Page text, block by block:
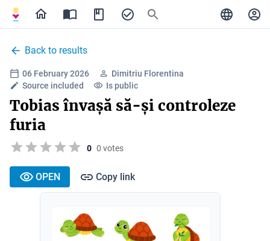
Back to results
06 February 2026
Dimitriu Florentina
Source included
Is public
Tobias învașă să-și controleze
furia
0 0 votes
OPEN Copy link